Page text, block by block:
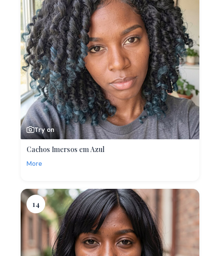
Try on
Cachos Imersos em Azul
More
14